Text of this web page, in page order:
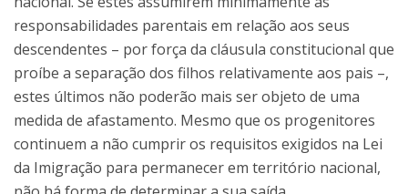
responsabilidades parentais em relação aos seus
descendentes – por força da cláusula constitucional que
proíbe a separação dos filhos relativamente aos pais –,
estes últimos não poderão mais ser objeto de uma
medida de afastamento. Mesmo que os progenitores
continuem a não cumprir os requisitos exigidos na Lei
da Imigração para permanecer em território nacional,